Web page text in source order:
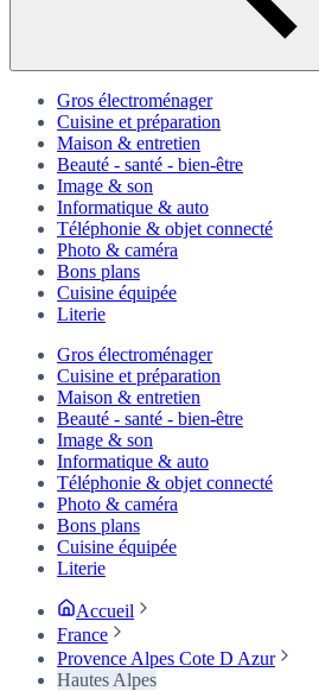
Gros électroménager
Cuisine et préparation
Maison & entretien
Beauté - santé - bien-être
Image & son
Informatique & auto
Téléphonie & objet connecté
Photo & caméra
Bons plans
Cuisine équipée
Literie
Gros électroménager
Cuisine et préparation
Maison & entretien
Beauté - santé - bien-être
Image & son
Informatique & auto
Téléphonie & objet connecté
Photo & caméra
Bons plans
Cuisine équipée
Literie
Accueil
France
Provence Alpes Cote D Azur
Hautes Alpes